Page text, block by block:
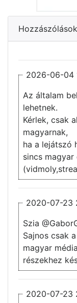
Hozzászólások
2026-06-04
Az általam
lehetnek.
Kérlek, csak
magyarnak,
ha a lejátszó
sincs magyar
2020-07-23
Szia
Sajnos csak
magyar
részekhez
2020-07-23